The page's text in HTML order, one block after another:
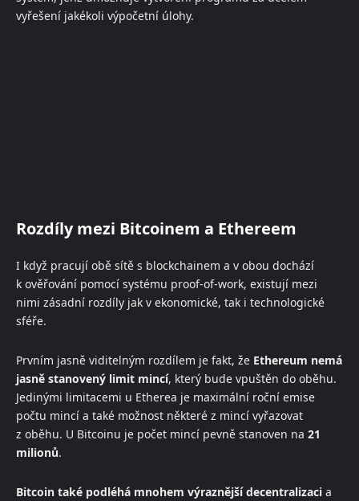
vyřešení jakékoli výpočetní úlohy.
Rozdíly mezi Bitcoinem a Ethereem
I když pracují obě sítě s blockchainem a v obou dochází
k ověřování pomocí systému proof-of-work, existují mezi
nimi zásadní rozdíly jak v ekonomické, tak i technologické
sféře.
Prvním jasně viditelným rozdílem je fakt, že Ethereum nemá
jasně stanovený limit mincí, který bude vpuštěn do oběhu.
Jedinými limitacemi u Etherea je maximální roční emise
počtu mincí a také možnost některé z mincí vyřazovat
z oběhu. U Bitcoinu je počet mincí pevně stanoven na 21
milionů.
Bitcoin také podléhá mnohem výraznější decentralizaci a